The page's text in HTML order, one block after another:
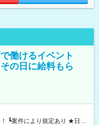
働けるイベント
の日に給料もら